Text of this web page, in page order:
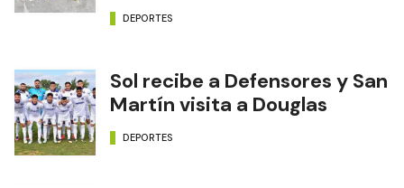
DEPORTES
Sol recibe a Defensores y San
Martín visita a Douglas
DEPORTES